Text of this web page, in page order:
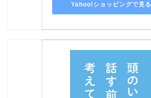
Yahoo!ショッピングで見る